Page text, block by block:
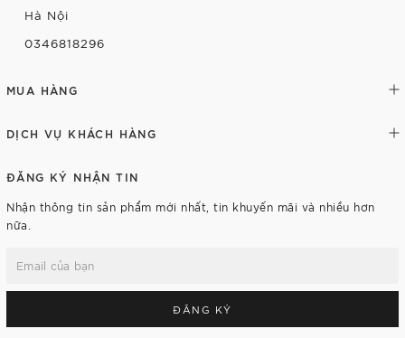
Hà Nội
0346818296
MUA HÀNG
DỊCH VỤ KHÁCH HÀNG
ĐĂNG KÝ NHẬN TIN
Nhận thông tin sản phẩm mới nhất, tin khuyến mãi và nhiều hơn
nữa.
ĐĂNG KÝ